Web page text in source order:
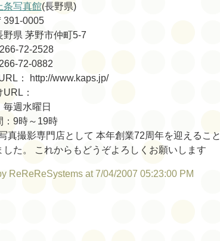
条写真館(長野県)
391-0005
野県 茅野市仲町5-7
72-2528
72-0882
： http://www.kaps.jp/
：
毎週水曜日
：9時～19時
真撮影専門店として 本年創業72周年を迎えること
した。 これからもどうぞよろしくお願いします
ReReReSystems at 7/04/2007 05:23:00 PM